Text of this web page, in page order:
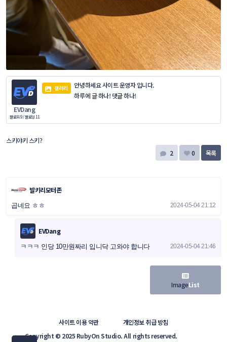
EVDang
팔로워 9/팔로잉 11
갤러리
안녕하세요 사이트 운영자 입니다.
하루에 글 하나! 댓글 하나!
스키야키 스키?
2
0 목록
발키리모터존
곱네요 ㅎㅎ 2024-05-04 21:12
EVDang
ㅋㅋㅋ 인당 10만원짜리 입니닥 고와야 합니다 2024-05-04 21:46
ImageList
Copyright © 2025 RubyOn Studio. All rights reserved.
사이트 이용 약관 개인정보 취급 방침